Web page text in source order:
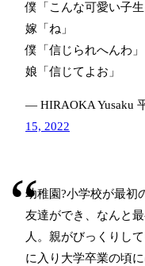
僕「こんな可愛い子生
嫁「ね」
僕「信じられへんわ」
娘「信じてよお」
— HIRAOKA Yusaku
15, 2022
幼稚園?小学校が最初
友達ができ、なんと
人。親がびっくりし
に入り大学卒業の頃